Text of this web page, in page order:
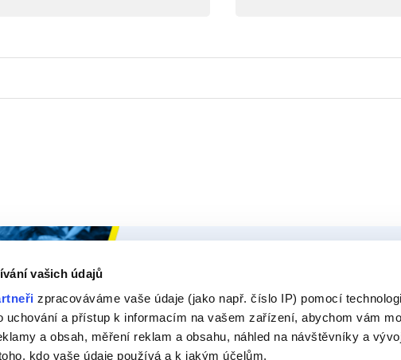
vašich údajů
zpracováváme vaše údaje (jako např. číslo IP) pomocí
uchování a přístup k informacím na vašem zařízení, abychom vám
a obsah, měření reklam a obsahu, náhled na návštěvníky a
kdo vaše údaje používá a k jakým účelům.
O Značce Ceys
Tipy a triky
Vyrob si sám
E-rádce